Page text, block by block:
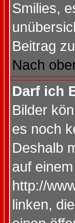
Smilies,
Beitrag
Nach
Darf ich
Bilder
es noch
Deshalb
auf
http://
linken,